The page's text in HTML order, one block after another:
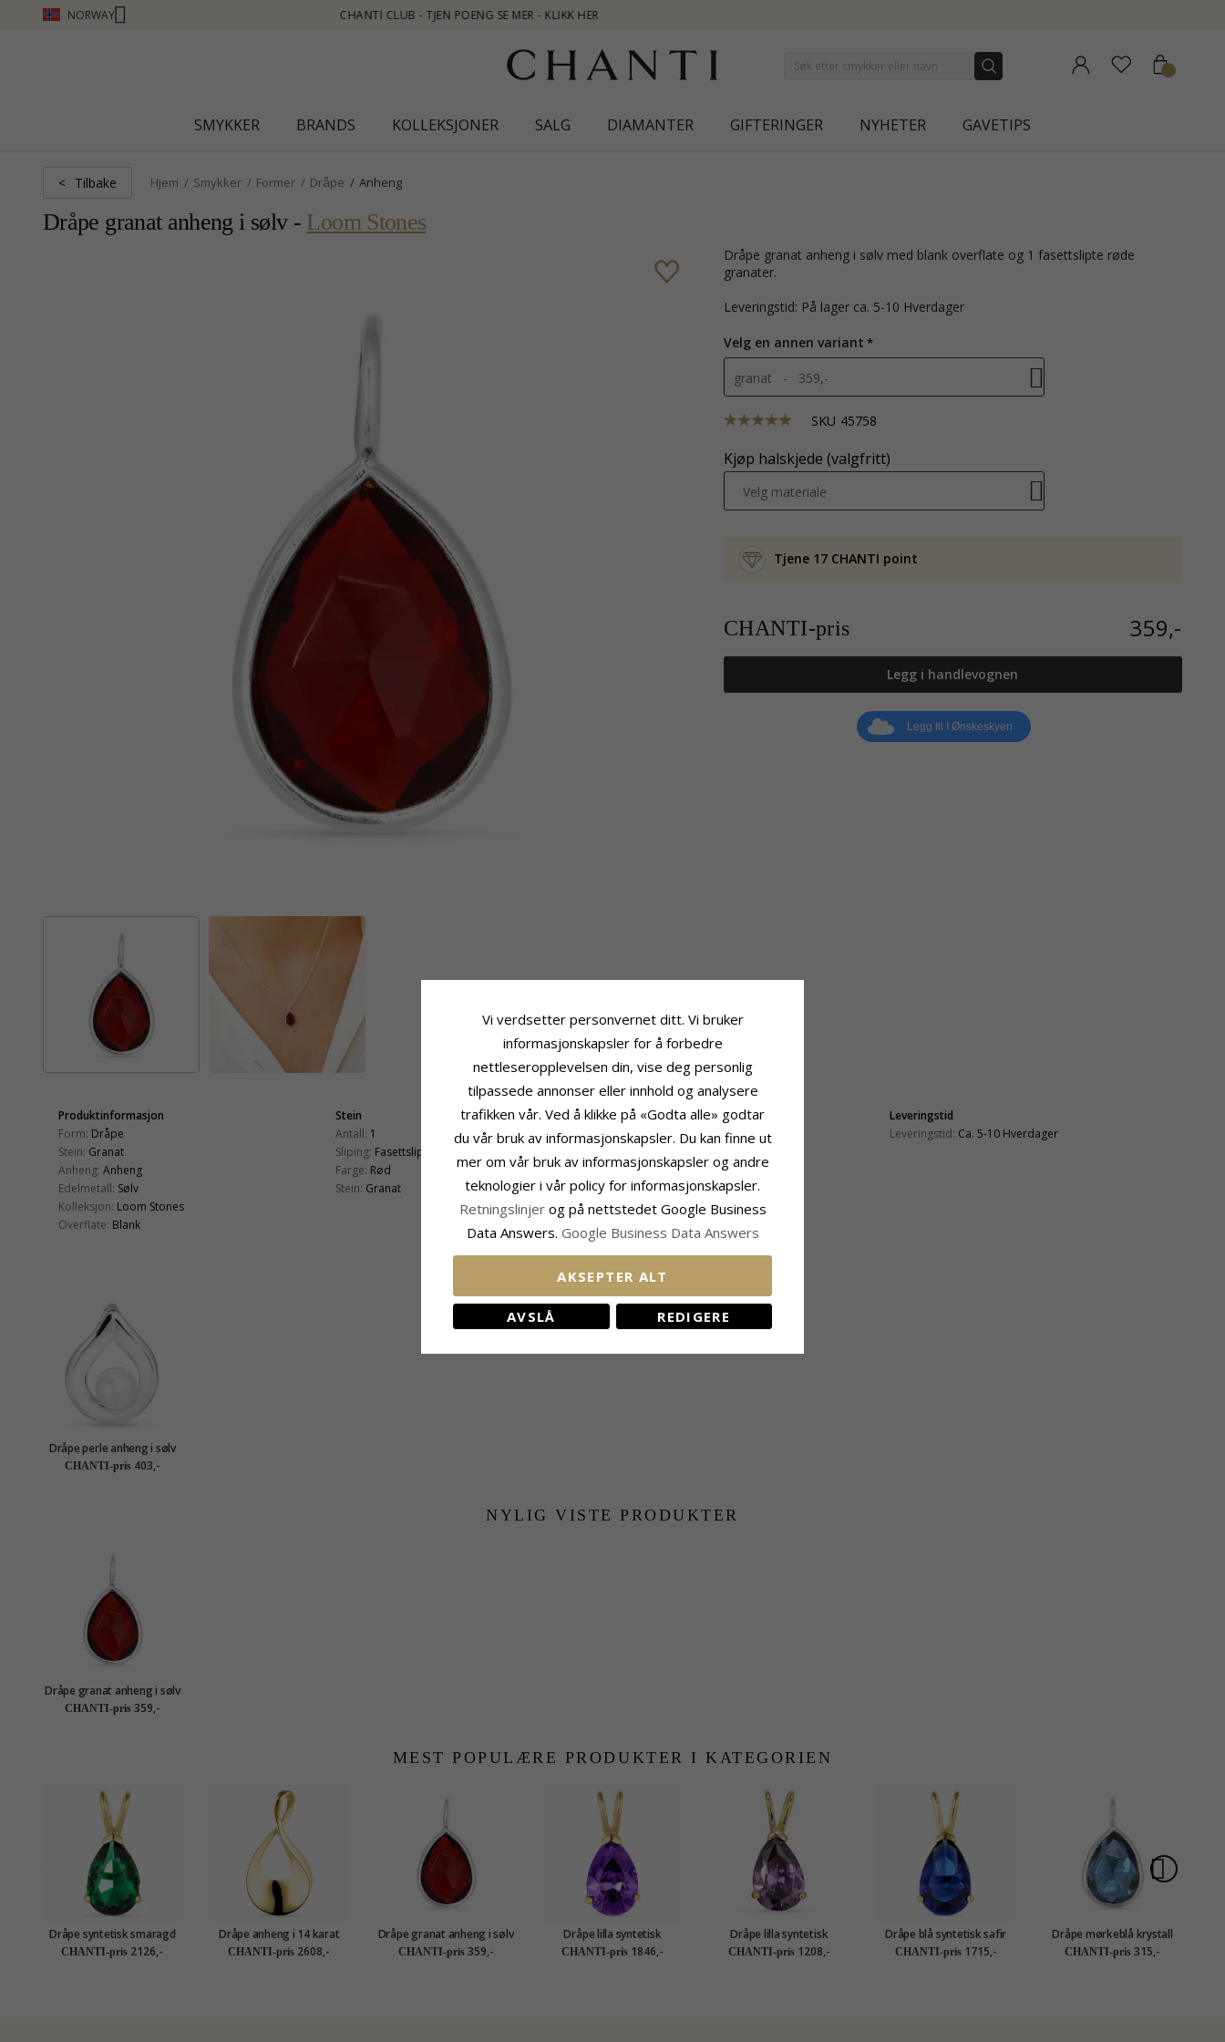
NORWAY
POENG SE MER - KLIKK HER
SMYKKER BRANDS KOLLEKSJONER SALG DIAMANTER GIFTERINGER NYHETER GAVETIPS
< Tilbake Hjem Smykker Former Dråpe Anheng
Dråpe granat anheng i sølv - Loom Stones
dråpe granat anheng i sølv med blank overflate og 1 fasettslipte røde
granater.
Leveringstid: På lager ca. 5-10 Hverdager
Velg en annen variant
granat - 359,-
SKU 45758
Kjøp halskjede (valgfritt)
Velg materiale
Tjene 17 CHANTI point
CHANTI-pris 359,-
Legg i handlevognen
Legg til I Ønskeskyen
Produktinformasjon
Form: Dråpe
Stein: Granat
Anheng: Anheng
Edelmetall: Sølv
Kolleksjon: Loom Stones
Overflate: Blank
Stein
Antall: 1
Sliping: Fasettslipt
Farge: Rød
Stein: Granat
Fatning
Høyde: 12,8 mm
Høyde Inkl. Øsken:
Bredde:9 mm
Leveringstid
Leveringstid: Ca. 5-10 Hverdager
BESLEKTEDE PRODUKTER
Dråpe perle anheng i sølv
CHANTI-pris 403,-
NYLIG VISTE PRODUKTER
Dråpe granat anheng i sølv
- Loom Stones
CHANTI-pris 359,-
MEST POPULÆRE PRODUKTER I KATEGORIEN
Dråpe syntetisk smaragd
anheng i 14 karat gull -
Gold Collection
CHANTI-pris 2126,-
Dråpe anheng i 14 karat
gull - Gold Collection
CHANTI-pris 2608,-
Dråpe granat anheng i sølv
- Loom Stones
CHANTI-pris 359,-
Dråpe lilla syntetisk
ametyst anheng i 14 karat
gull - Gold Collection
CHANTI-pris 1846,-
Dråpe lilla syntetisk
ametyst anheng i 9 karat
gull - Gold Collection
CHANTI-pris 1208,-
Dråpe blå syntetisk safir
anheng i 14 karat gull -
Gold Collection
CHANTI-pris 1715,-
Dråpe mørkeblå krystall
anheng i sølv - Loom
Stones
CHANTI-pris 315,-
Vi verdsetter personvernet ditt. Vi bruker
informasjonskapsler for å forbedre
nettleseropplevelsen din, vise deg personlig
tilpassede annonser eller innhold og analysere
trafikken vår. Ved å klikke på «Godta alle» godtar
du vår bruk av informasjonskapsler. Du kan finne ut
mer om vår bruk av informasjonskapsler og andre
teknologier i vår policy for informasjonskapsler.
Retningslinjer og på nettstedet Google Business
Data Answers. Google Business Data Answers
AKSEPTER ALT
AVSLÅ REDIGERE